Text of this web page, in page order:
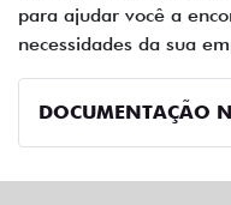
para ajudar você a
necessidades da sua
DOCUMENTAÇÃO